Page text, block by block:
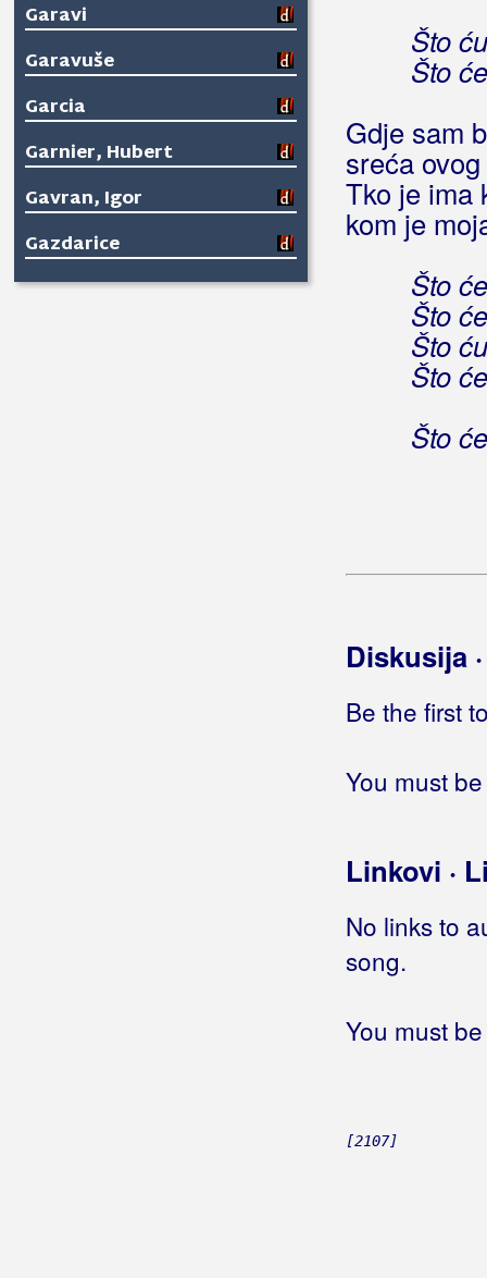
Garavi
Garavuše
Garcia
Garnier, Hubert
Gavran, Igor
Gazdarice
Gazde
Što
Što
Gdje sam
sreća
Tko je ima
kom je
Što
Što
Što
Što
Što
Diskusija
Be the first
You must
Linkovi ·
No links to
song.
You must
[2107]